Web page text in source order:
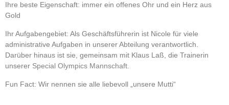
Ihre beste Eigenschaft: immer ein offenes Ohr und ein Herz aus
Gold
Ihr Aufgabengebiet: Als Geschäftsführerin ist Nicole für viele
administrative Aufgaben in unserer Abteilung verantwortlich.
Darüber hinaus ist sie, gemeinsam mit Klaus Laß, die Trainerin
unserer Special Olympics Mannschaft.
Fun Fact: Wir nennen sie alle liebevoll „unsere Mutti“